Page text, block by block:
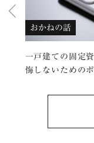
おかねの話
一戸建ての固定
悔しないための